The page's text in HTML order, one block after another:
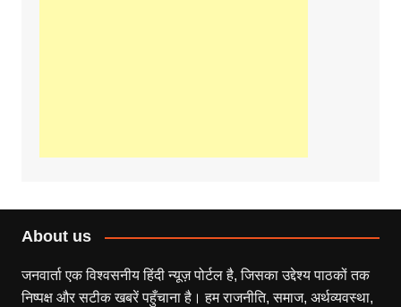
About us
जनवार्ता एक विश्वसनीय हिंदी न्यूज़ पोर्टल है, जिसका उद्देश्य पाठकों तक
निष्पक्ष और सटीक खबरें पहुँचाना है। हम राजनीति, समाज, अर्थव्यवस्था,